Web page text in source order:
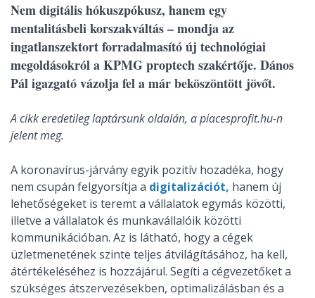
Nem digitális hókuszpókusz, hanem egy
mentalitásbeli korszakváltás – mondja az
ingatlanszektort forradalmasító új technológiai
megoldásokról a KPMG proptech szakértője. Dános
Pál igazgató vázolja fel a már beköszöntött jövőt.
A cikk eredetileg laptársunk oldalán, a piacesprofit.hu-n
jelent meg.
A koronavírus-járvány egyik pozitív hozadéka, hogy
nem csupán felgyorsítja a digitalizációt, hanem új
lehetőségeket is teremt a vállalatok egymás közötti,
illetve a vállalatok és munkavállalóik közötti
kommunikációban. Az is látható, hogy a cégek
üzletmenetének szinte teljes átvilágításához, ha kell,
átértékeléséhez is hozzájárul. Segíti a cégvezetőket a
szükséges átszervezésekben, optimalizálásban és a